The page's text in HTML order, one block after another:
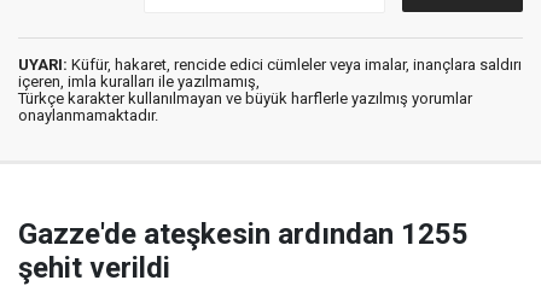
UYARI: Küfür, hakaret, rencide edici cümleler veya imalar, inançlara saldırı
içeren, imla kuralları ile yazılmamış,
Türkçe karakter kullanılmayan ve büyük harflerle yazılmış yorumlar
onaylanmamaktadır.
Gazze'de ateşkesin ardından 1255
şehit verildi